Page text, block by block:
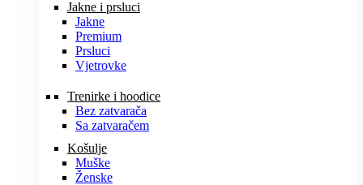
Jakne i prsluci
Jakne
Premium
Prsluci
Vjetrovke
Trenirke i hoodice
Bez zatvarača
Sa zatvaračem
Košulje
Muške
Ženske